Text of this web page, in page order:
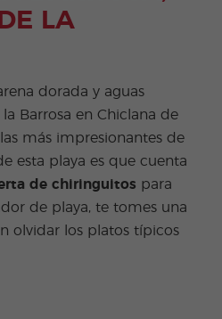
LA
dorada y aguas
Barrosa en Chiclana de
más impresionantes de
esta playa es que cuenta
de chiringuitos para
de playa, te tomes una
olvidar los platos típicos